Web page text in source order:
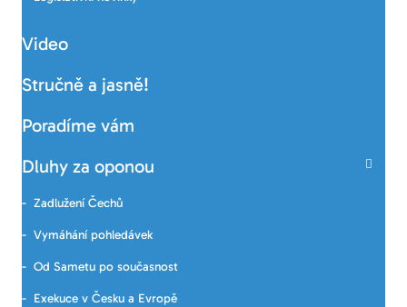
Video
Stručně a jasně!
Poradíme vám
Dluhy za oponou
Zadlužení Čechů
Vymáhání pohledávek
Od Sametu po současnost
Exekuce v Česku a Evropě